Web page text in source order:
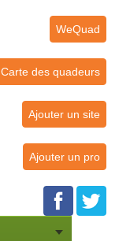
WeQuad
Carte des quadeurs
Ajouter un site
Ajouter un pro